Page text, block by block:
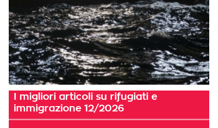
I migliori articoli su rifugiati e
immigrazione 12/2026